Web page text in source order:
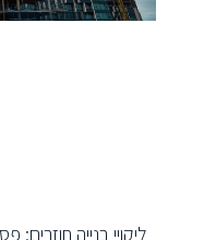
ליקויי בנייה